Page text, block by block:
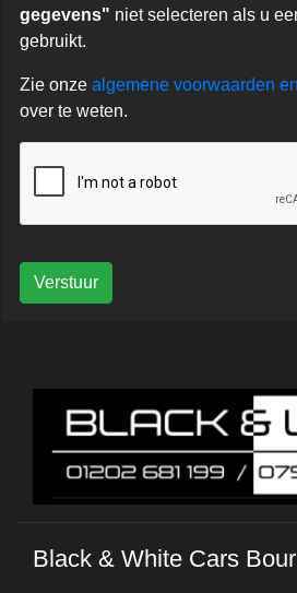
gegevens" niet selecteren als u
gebruikt.
Zie onze algemene voorwaarden
over te weten.
Verstuur
Black & White Cars